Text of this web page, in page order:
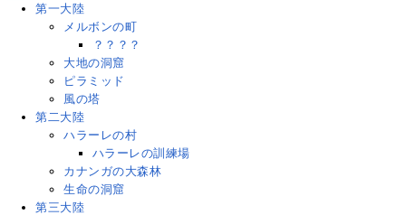
第一大陸
メルボンの町
？？？？
大地の洞窟
ピラミッド
風の塔
第二大陸
ハラーレの村
ハラーレの訓練場
カナンガの大森林
生命の洞窟
第三大陸